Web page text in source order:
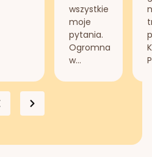
wszystkie
moje
pytania.
Ogromna
w...